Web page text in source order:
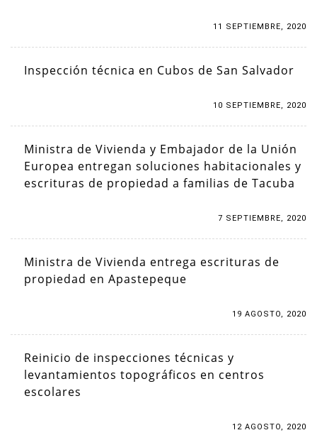
11 SEPTIEMBRE, 2020
Inspección técnica en Cubos de San Salvador
10 SEPTIEMBRE, 2020
Ministra de Vivienda y Embajador de la Unión
Europea entregan soluciones habitacionales y
escrituras de propiedad a familias de Tacuba
7 SEPTIEMBRE, 2020
Ministra de Vivienda entrega escrituras de
propiedad en Apastepeque
19 AGOSTO, 2020
Reinicio de inspecciones técnicas y
levantamientos topográficos en centros
escolares
12 AGOSTO, 2020